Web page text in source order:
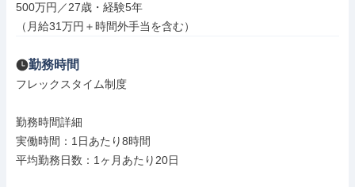
500万円／27歳・経験5年
（月給31万円＋時間外手当を含む）
勤務時間
フレックスタイム制度
勤務時間詳細
実働時間：1日あたり8時間
平均勤務日数：1ヶ月あたり20日